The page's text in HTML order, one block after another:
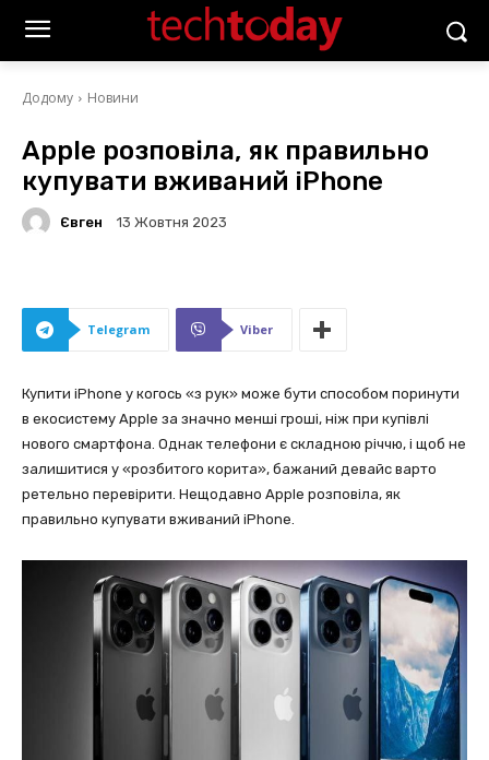
Додому Новини
Apple розповіла, як правильно
купувати вживаний iPhone
Євген 13 Жовтня 2023
Telegram Viber
Купити iPhone у когось «з рук» може бути способом поринути
в екосистему Apple за значно менші гроші, ніж при купівлі
нового смартфона. Однак телефони є складною річчю, і щоб не
залишитися у «розбитого корита», бажаний девайс варто
ретельно перевірити. Нещодавно Apple розповіла, як
правильно купувати вживаний iPhone.